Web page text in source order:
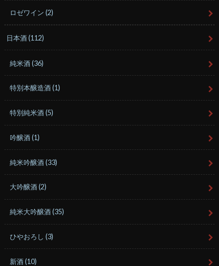
ロゼワイン(2)
日本酒(112)
純米酒(36)
特別本醸造酒(1)
特別純米酒(5)
吟醸酒(1)
純米吟醸酒(33)
大吟醸酒(2)
純米大吟醸酒(35)
ひやおろし(3)
新酒(10)